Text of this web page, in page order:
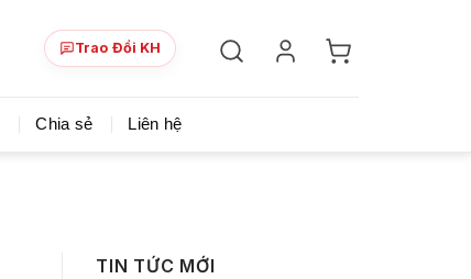
Chia sẻ khoá học giá rẻ cho những ai hạn hẹp
Trao Đổi KH
Chia sẻ Liên hệ
TIN TỨC MỚI